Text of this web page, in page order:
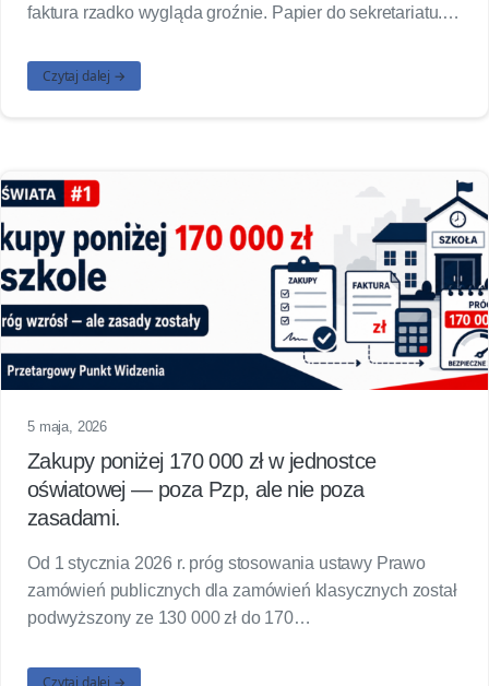
faktura rzadko wygląda groźnie. Papier do sekretariatu.…
Czytaj dalej →
5 maja, 2026
Zakupy poniżej 170 000 zł w jednostce
oświatowej — poza Pzp, ale nie poza
zasadami.
Od 1 stycznia 2026 r. próg stosowania ustawy Prawo
zamówień publicznych dla zamówień klasycznych został
podwyższony ze 130 000 zł do 170…
Czytaj dalej →